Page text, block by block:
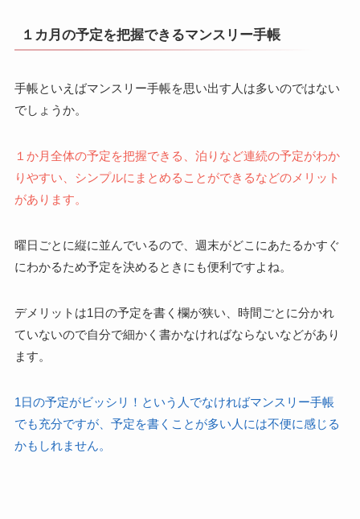
１カ月の予定を把握できるマンスリー手帳
手帳といえばマンスリー手帳を思い出す人は多いのではない
でしょうか。
１か月全体の予定を把握できる、泊りなど連続の予定がわか
りやすい、シンプルにまとめることができるなどのメリット
があります。
曜日ごとに縦に並んでいるので、週末がどこにあたるかすぐ
にわかるため予定を決めるときにも便利ですよね。
デメリットは1日の予定を書く欄が狭い、時間ごとに分かれ
ていないので自分で細かく書かなければならないなどがあり
ます。
1日の予定がビッシリ！という人でなければマンスリー手帳
でも充分ですが、予定を書くことが多い人には不便に感じる
かもしれません。